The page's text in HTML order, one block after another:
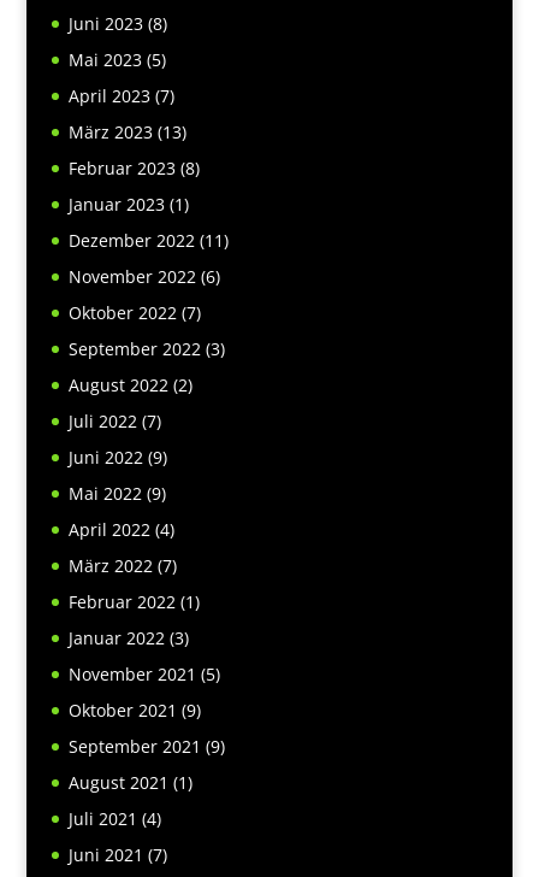
Juni 2023(8)
Mai 2023(5)
April 2023(7)
März 2023(13)
Februar 2023(8)
Januar 2023(1)
Dezember 2022 (11)
November 2022 (6)
Oktober 2022 (7)
September 2022 (3)
August 2022 (2)
Juli 2022 (7)
Juni 2022 (9)
Mai 2022 (9)
April 2022 (4)
März 2022 (7)
Februar 2022 (1)
Januar 2022 (3)
November 2021 (5)
Oktober 2021 (9)
September 2021 (9)
August 2021 (1)
Juli 2021 (4)
Juni 2021 (7)